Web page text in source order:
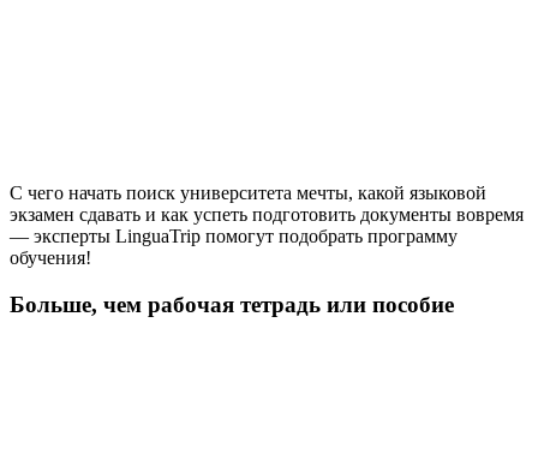
С чего начать поиск университета мечты, какой языковой
экзамен сдавать и как успеть подготовить документы вовремя
— эксперты LinguaTrip помогут подобрать программу
обучения!
Больше, чем рабочая тетрадь или пособие